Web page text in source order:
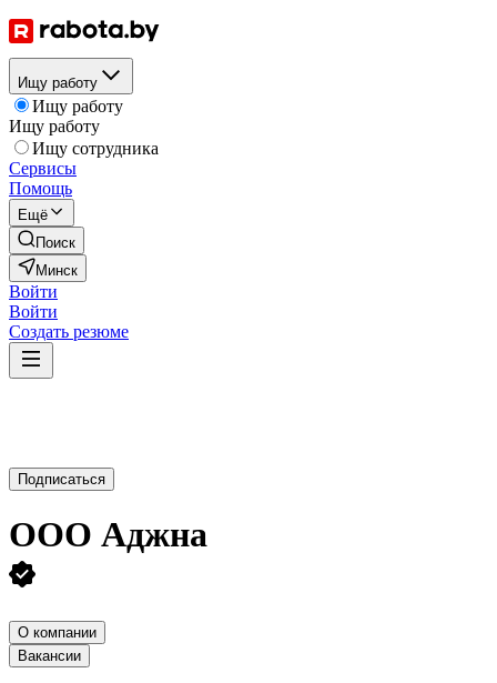
Ищу работу
Ищу работу
Ищу работу
Ищу сотрудника
Сервисы
Помощь
Ещё
Поиск
Минск
Войти
Войти
Создать резюме
Подписаться
ООО Аджна
О компании
Вакансии